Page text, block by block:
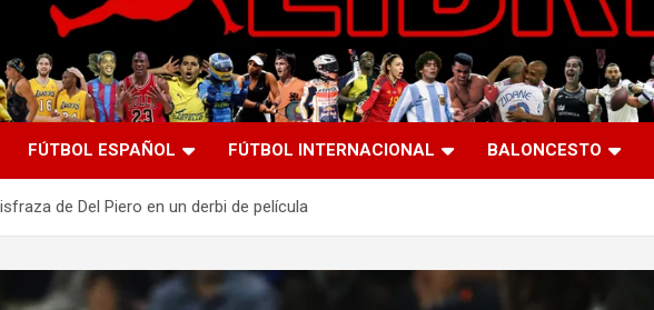
FÚTBOL ESPAÑOL FÚTBOL INTERNACIONAL BALONCESTO
de Del Piero en un derbi de película